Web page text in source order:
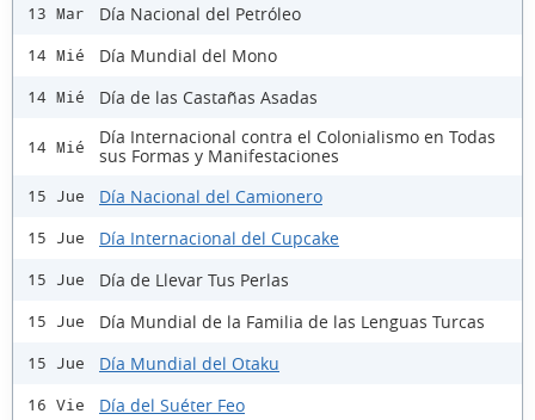
13 Mar Día Nacional del Petróleo
14 Mié Día Mundial del Mono
14 Mié Día de las Castañas Asadas
14 Mié
Día Internacional contra el Colonialismo en Todas
sus Formas y Manifestaciones
15 Jue Día Nacional del Camionero
15 Jue Día Internacional del Cupcake
15 Jue Día de Llevar Tus Perlas
15 Jue Día Mundial de la Familia de las Lenguas Turcas
15 Jue Día Mundial del Otaku
16 Vie Día del Suéter Feo